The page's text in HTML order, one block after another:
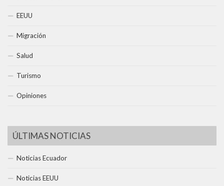
EEUU
Migración
Salud
Turismo
Opiniones
ÚLTIMAS NOTICIAS
Noticias Ecuador
Noticias EEUU